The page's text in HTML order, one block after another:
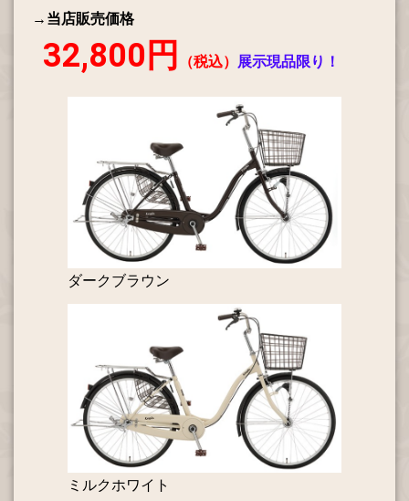
→当店販売価格
32,800円 （税込） 展示現品限り！
ダークブラウン
ミルクホワイト